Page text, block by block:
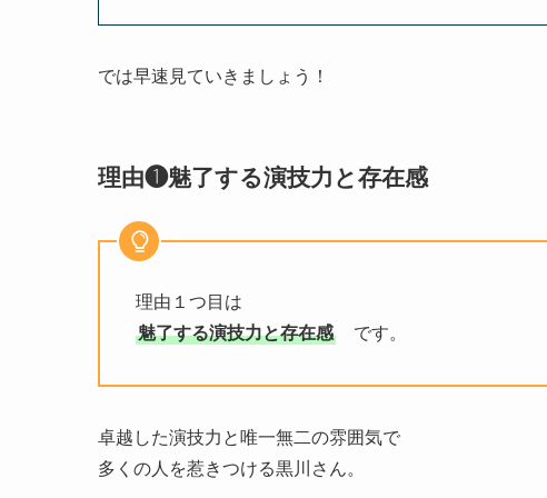
では早速見ていきましょう！
理由❶魅了する演技力と存在感
理由１つ目は
魅了する演技力と存在感
です。
卓越した演技力と唯一無二の雰囲気で
多くの人を惹きつける黒川さん。